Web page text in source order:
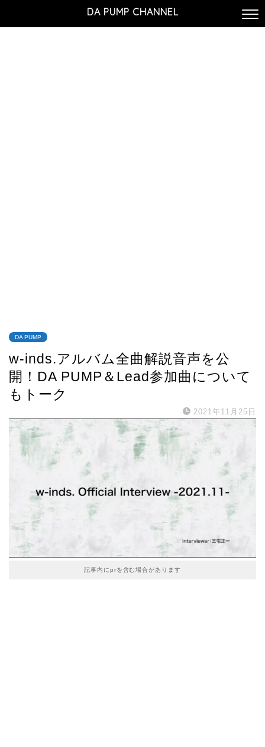
DA PUMP CHANNEL
DA PUMP
w-inds.アルバム全曲解説音声を公
開！DA PUMP＆Lead参加曲について
もトーク
2021年11月25日
記事内にprを含む場合があります